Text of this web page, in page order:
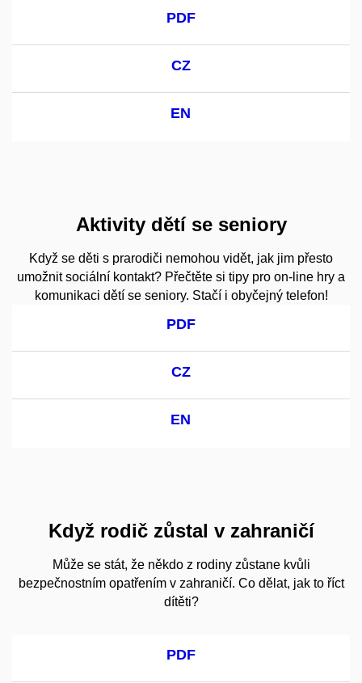
PDF
CZ
EN
Aktivity dětí se seniory
Když se děti s prarodiči nemohou vidět, jak jim přesto
umožnit sociální kontakt? Přečtěte si tipy pro on-line hry a
komunikaci dětí se seniory. Stačí i obyčejný telefon!
PDF
CZ
EN
Když rodič zůstal v zahraničí
Může se stát, že někdo z rodiny zůstane kvůli
bezpečnostním opatřením v zahraničí. Co dělat, jak to říct
dítěti?
PDF